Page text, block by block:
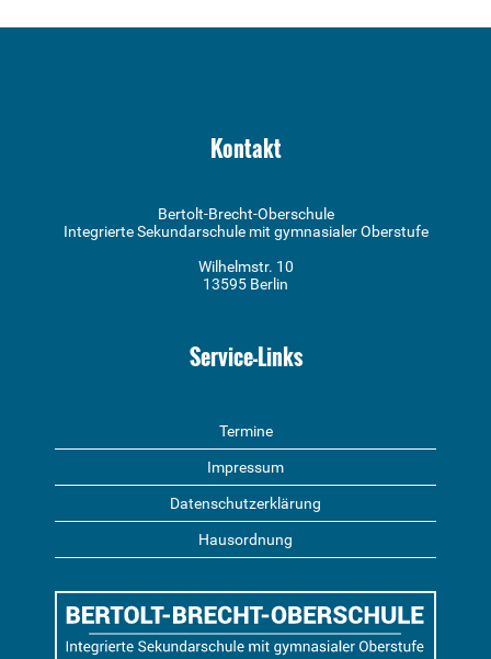
Kontakt
Bertolt-Brecht-Oberschule
Integrierte Sekundarschule mit gymnasialer Oberstufe
Wilhelmstr. 10
13595 Berlin
Service-Links
Termine
Impressum
Datenschutzerklärung
Hausordnung